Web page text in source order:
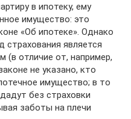
в ипотеку, ему
имущество: это
«Об ипотеке». Однако
является
(в отличие от, например,
не указано, кто
имущество; в то
без страховки
заботы на плечи